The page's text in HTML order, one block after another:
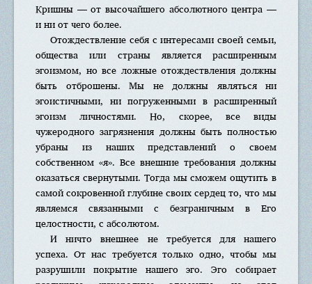
Кришны — от высочайшего абсолютного центра —
и ни от чего более.
Отождествление себя с интересами своей семьи,
общества или страны является расширенным
эгоизмом, но все ложные отождествления должны
быть отброшены. Мы не должны являться ни
эгоистичными, ни погруженными в расширенный
эгоизм личностями. Но, скорее, все виды
чужеродного загрязнения должны быть полностью
убраны из наших представлений о своем
собственном «я». Все внешние требования должны
оказаться свернутыми. Тогда мы сможем ощутить в
самой сокровенной глубине своих сердец то, что мы
являемся связанными с безграничным в Его
целостности, с абсолютом.
И ничто внешнее не требуется для нашего
успеха. От нас требуется только одно, чтобы мы
разрушили покрытие нашего эго. Эго собирает